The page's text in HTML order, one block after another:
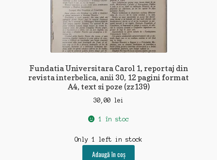
Fundatia Universitara Carol 1, reportaj din
revista interbelica, anii 30, 12 pagini format
A4, text si poze (zz139)
30,00 lei
1 în stoc
Only 1 left in stock
Adaugă în coș